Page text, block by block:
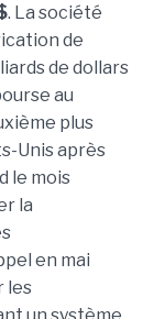
. La société
de
de dollars
au
plus
Unis après
le mois
la
en mai
les